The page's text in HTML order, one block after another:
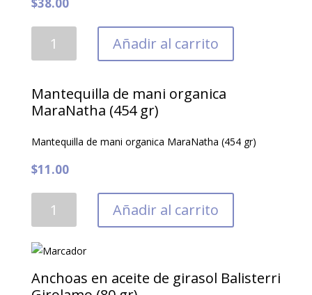
cantidad
Añadir al carrito
Mantequilla de mani organica
MaraNatha (454 gr)
Mantequilla de mani organica MaraNatha (454 gr)
$11.00
organica
MaraNatha
(454
Añadir al carrito
Anchoas en aceite de girasol Balisterri